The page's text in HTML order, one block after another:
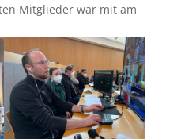
Mitglieder war mit am